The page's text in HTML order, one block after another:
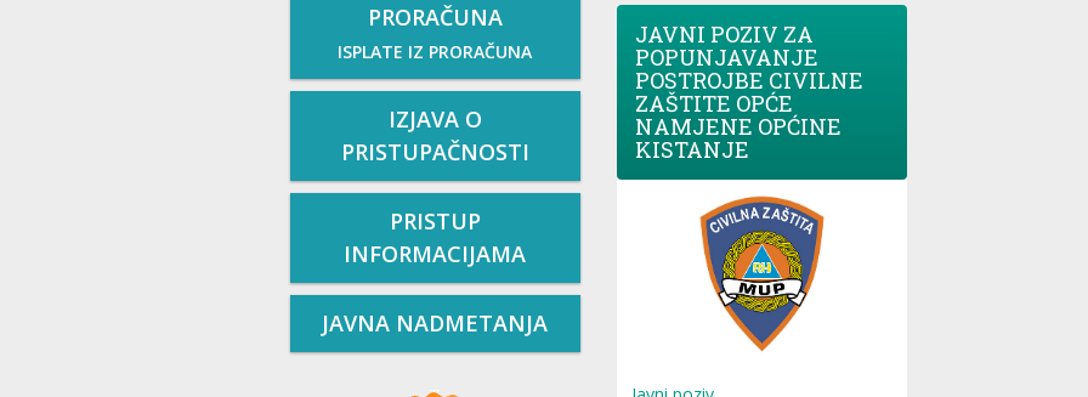
PRORAČUNA
ISPLATE IZ PRORAČUNA
IZJAVA O
PRISTUPAČNOSTI
PRISTUP
INFORMACIJAMA
JAVNA NADMETANJA
JAVNI POZIV ZA
POPUNJAVANJE
POSTROJBE CIVILNE
ZAŠTITE OPĆE
NAMJENE OPĆINE
KISTANJE